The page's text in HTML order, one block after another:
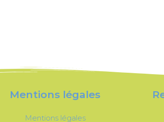
Mentions légales
Mentions légales